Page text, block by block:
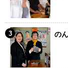
の